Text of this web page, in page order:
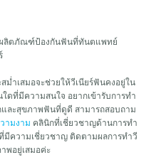
ผลิตภัณฑ์ป้องกันฟันที่ทันตแพทย์
ม่ำเสมอจะช่วยให้วีเนียร์ฟันคงอยู่ใน
ดที่มีความสนใจ อยากเข้ารับการทำ
และสุขภาพฟันที่ดูดี สามารถสอบถาม
ามงาม คลินิกที่เชี่ยวชาญด้านการทำ
มีความเชี่ยวชาญ ติดตามผลการทำวี
พอยู่เสมอค่ะ